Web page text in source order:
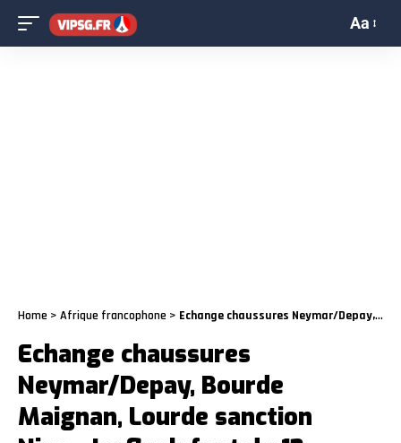
Aa
Home > Afrique francophone > Echange chaussures Neymar/Depay, Bourde Maignan, Lourde sanction Nice… Le flash foot du 13 février
Echange chaussures
Neymar/Depay, Bourde
Maignan, Lourde sanction